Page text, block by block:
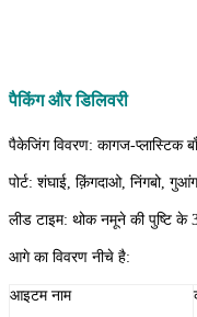
पैकिंग और डिलिवरी
पैकेजिंग विवरण: कागज-प्लास्टिक
पोर्ट: शंघाई, क़िंगदाओ, निंगबो,
लीड टाइम: थोक नमूने की पुष्टि के
आगे का विवरण नीचे है:
आइटम नाम